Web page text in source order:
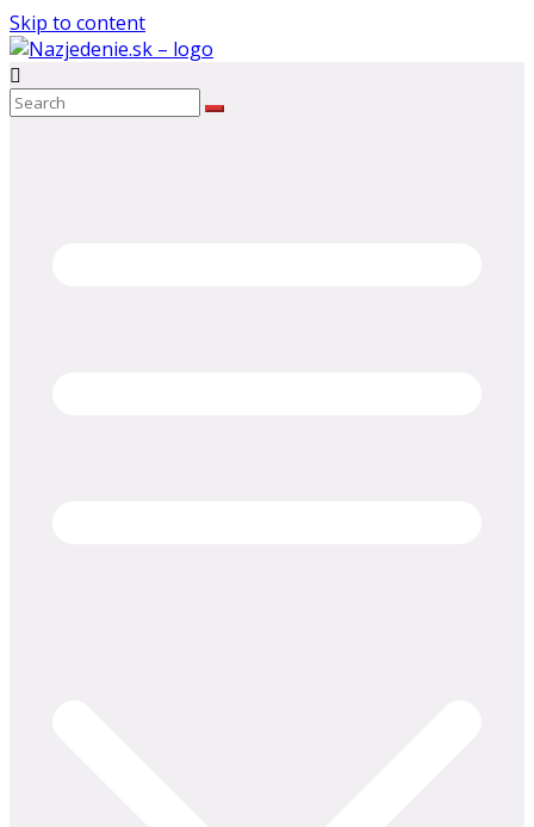
Skip to content